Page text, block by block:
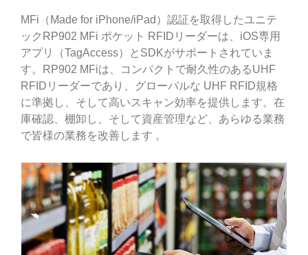
MFi（Made for iPhone/iPad）認証を取得したユニテ
ックRP902 MFi ポケット RFIDリーダーは、iOS専用
アプリ（TagAccess）とSDKがサポートされていま
す。RP902 MFiは、コンパクトで耐久性のあるUHF
RFIDリーダーであり、グローバルな UHF RFID規格
に準拠し、そして高いスキャン効率を提供します。在
庫確認、棚卸し、そして資産管理など、あらゆる業務
で皆様の業務を改善します 。